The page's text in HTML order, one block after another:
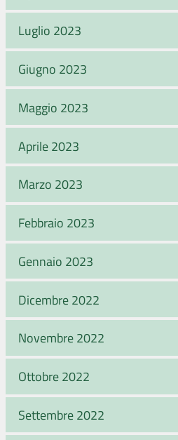
Luglio 2023
Giugno 2023
Maggio 2023
Aprile 2023
Marzo 2023
Febbraio 2023
Gennaio 2023
Dicembre 2022
Novembre 2022
Ottobre 2022
Settembre 2022